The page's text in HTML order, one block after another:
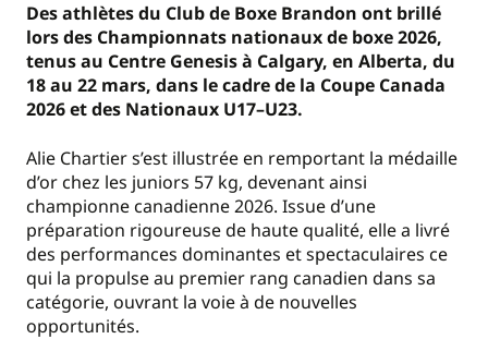
Des athlètes du Club de Boxe Brandon ont brillé
lors des Championnats nationaux de boxe 2026,
tenus au Centre Genesis à Calgary, en Alberta, du
18 au 22 mars, dans le cadre de la Coupe Canada
2026 et des Nationaux U17–U23.
Alie Chartier s’est illustrée en remportant la médaille
d’or chez les juniors 57 kg, devenant ainsi
championne canadienne 2026. Issue d’une
préparation rigoureuse de haute qualité, elle a livré
des performances dominantes et spectaculaires ce
qui la propulse au premier rang canadien dans sa
catégorie, ouvrant la voie à de nouvelles
opportunités.